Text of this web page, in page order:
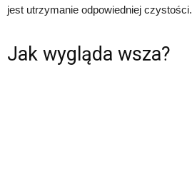
jest utrzymanie odpowiedniej czystości.
Jak wygląda wsza?